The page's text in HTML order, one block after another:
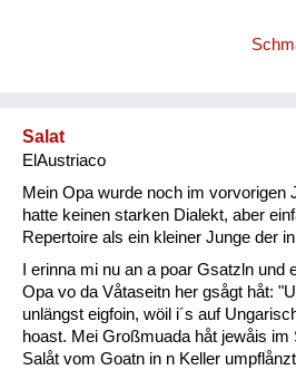
Salat
ElAustriaco
Mein Opa wurde noch im vorvorigen
hatte keinen starken Dialekt, aber
Repertoire als ein kleiner Junge der
I erinna mi nu an a poar Gsatzln und
Opa vo da Våtaseitn her gsågt håt:
unlängst eigfoin, wöil i´s auf
hoast. Mei Großmuada håt jewåis im
Salåt vom Goatn in n Keller